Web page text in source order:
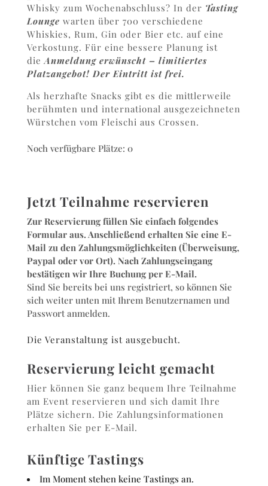
Whisky zum Wochenabschluss? In der Tasting
Lounge warten über 700 verschiedene
Whiskies, Rum, Gin oder Bier etc. auf eine
Verkostung. Für eine bessere Planung ist
dieAnmeldung erwünscht – limitiertes
Platzangebot! Der Eintritt ist frei.
Als herzhafte Snacks gibt es die mittlerweile
berühmten und international ausgezeichneten
Würstchen vom Fleischi aus Crossen.
Noch verfügbare Plätze: 0
Jetzt Teilnahme reservieren
Zur Reservierung füllen Sie einfach folgendes
Formular aus. Anschließend erhalten Sie eine E-
Mail zu den Zahlungsmöglichkeiten (Überweisung,
Paypal oder vor Ort). Nach Zahlungseingang
bestätigen wir Ihre Buchung per E-Mail.
Sind Sie bereits bei uns registriert, so können Sie
sich weiter unten mit Ihrem Benutzernamen und
Passwort anmelden.
Die Veranstaltung ist ausgebucht.
Reservierung leicht gemacht
Hier können Sie ganz bequem Ihre Teilnahme
am Event reservieren und sich damit Ihre
Plätze sichern. Die Zahlungsinformationen
erhalten Sie per E-Mail.
Künftige Tastings
Im Moment stehen keine Tastings an.